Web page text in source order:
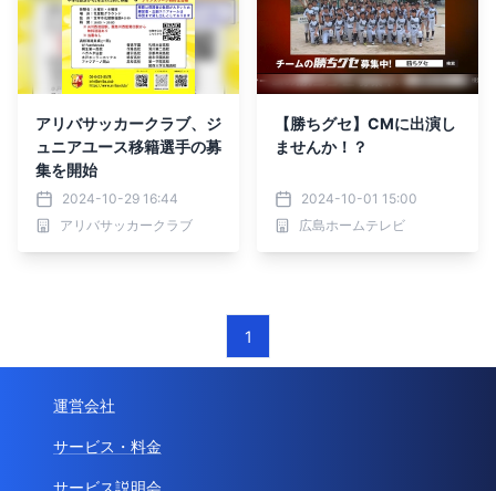
アリバサッカークラブ、ジ
ュニアユース移籍選手の募
集を開始
2024-10-29 16:44
アリバサッカークラブ
【勝ちグセ】CMに出演し
ませんか！？
2024-10-01 15:00
広島ホームテレビ
1
運営会社
サービス・料金
サービス説明会